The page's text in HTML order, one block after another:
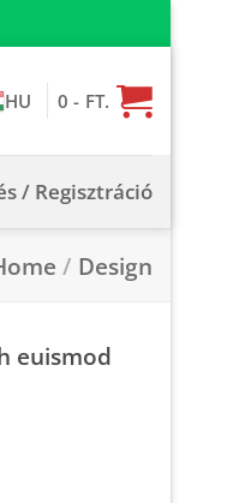
HU 0- FT.
/ Regisztráció
/ Design
euismod